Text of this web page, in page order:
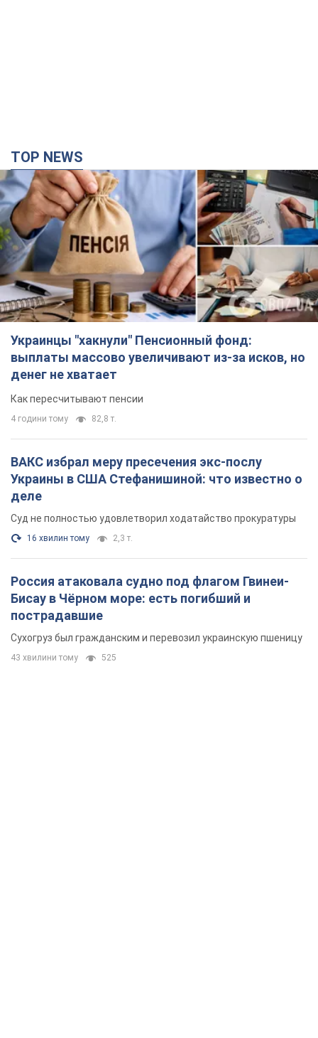
TOP NEWS
Украинцы "хакнули" Пенсионный фонд:
выплаты массово увеличивают из-за исков, но
денег не хватает
Как пересчитывают пенсии
4 години тому 82,8 т.
ВАКС избрал меру пресечения экс-послу
Украины в США Стефанишиной: что известно о
деле
Суд не полностью удовлетворил ходатайство прокуратуры
16 хвилин тому 2,3 т.
Россия атаковала судно под флагом Гвинеи-
Бисау в Чёрном море: есть погибший и
пострадавшие
Сухогруз был гражданским и перевозил украинскую пшеницу
43 хвилини тому 525